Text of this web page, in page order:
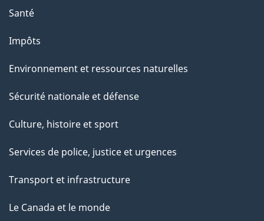
a
e
Santé
Impôts
Environnement et ressources naturelles
Sécurité nationale et défense
Culture, histoire et sport
Services de police, justice et urgences
Transport et infrastructure
Le Canada et le monde